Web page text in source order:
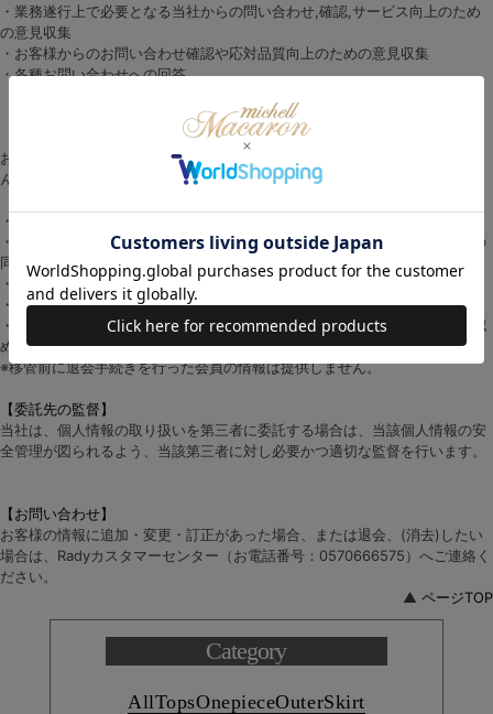
・業務遂行上で必要となる当社からの問い合わせ,確認,サービス向上のため
の意見収集
・お客様からのお問い合わせ確認や応対品質向上のための意見収集
・各種お問い合わせへの回答
【個人情報の第三者への提供】
お客様の個人情報は、以下の場合を除き第三者へ提供することはありませ
ん。
・法令に基づく場合
・人の生命、身体又は財産の保護のために必要がある場合であって、本人の
同意を得ることが困難である場合
・官公庁等の公的機関から法令に基づき開示を求められた場合
・業務委託を行う場合
・事前に時期・運営元を会員通知のうえで、当社サービスの運営を当社が認
める第三者に移管する場合
※移管前に退会手続きを行った会員の情報は提供しません。
【委託先の監督】
当社は、個人情報の取り扱いを第三者に委託する場合は、当該個人情報の安
全管理が図られるよう、当該第三者に対し必要かつ適切な監督を行います。
【お問い合わせ】
お客様の情報に追加・変更・訂正があった場合、または退会、(消去)したい
場合は、Radyカスタマーセンター（お電話番号：0570666575）へご連絡く
ださい。
▲ ページTOP
Category
AllTopsOnepieceOuterSkirt